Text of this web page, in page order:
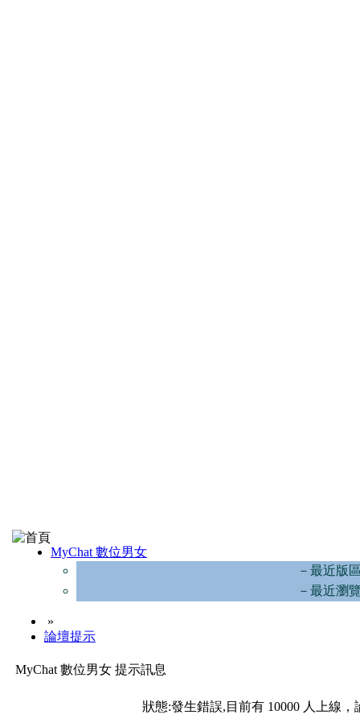
MyChat 數位男女
－最近版
－最近瀏
»
論壇提示
MyChat 數位男女 提示訊息
狀態:發生錯誤,目前有 10000 人上線